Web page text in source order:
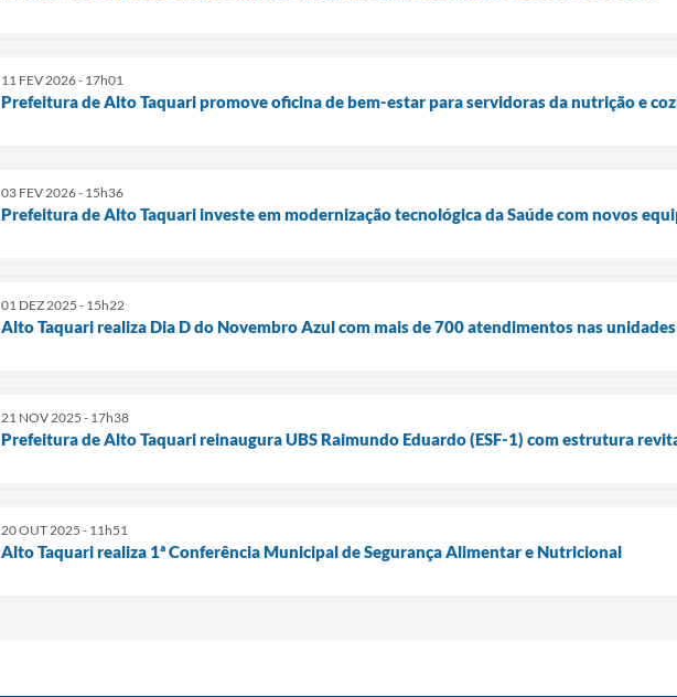
11 FEV 2026 - 17h01
Prefeitura de Alto Taquari promove oficina de bem-estar para servidoras da nutrição e
03 FEV 2026 - 15h36
Prefeitura de Alto Taquari investe em modernização tecnológica da Saúde com novos
01 DEZ 2025 - 15h22
Alto Taquari realiza Dia D do Novembro Azul com mais de 700 atendimentos nas
21 NOV 2025 - 17h38
Prefeitura de Alto Taquari reinaugura UBS Raimundo Eduardo (ESF-1) com estrutura
20 OUT 2025 - 11h51
Alto Taquari realiza 1ª Conferência Municipal de Segurança Alimentar e Nutricional